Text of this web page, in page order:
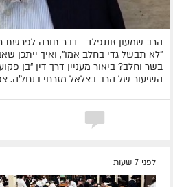
הרב שמעון זוננפלד - דבר תורה
"לא תבשל גדי בחלב אמו", ואיך ייתכן
בשר וחלב? ביאור מעניין דרך דין "בן
השיעור של הרב בצלאל מזרחי בנחל'ה.
לפני 7 שעות